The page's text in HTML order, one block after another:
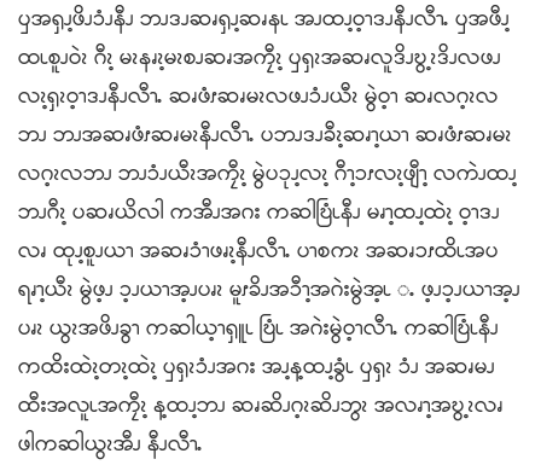
ၦအၡၪ့ဖိၪၥံၪနီၪ ဘၪဒၪဆၧၡၪ့ဆၧနၬ အၪထၪ့ဝ့ၫဒၪနီၪလီၫႉ ၦအဖီၪ့
ထၬစူၪဝဲၩ ဂီၩ့ မၩနၧၩ့မၩစၪဆၧအကၠီၩ့ ၦၡၩအဆၧလူဒိၪဎွ့ၩဒိၪလဖၪ
လၩ့ၡၩဝ့ၫဒၪနီၪလီၫႉ ဆၧဖံၭဆၧမၩလဖၪၥံၪယီၩ မွဲဝ့ၫ ဆၧလဂ့ၩလ
ဘၪ ဘၪအဆၧဖံၭဆၧမၩနီၪလီၫႉ ပဘၪဒၪခီၩ့ဆၧၫ့ယၫ ဆၧဖံၭဆၧမၩ
လဂ့ၩလဘၪ ဘၪၥံၪယီၩအကၠီၩ့ မွဲပၥုၪ့လၩ့ ဂီၫ့ၥၭလၩ့ဖျီၫ့ လကဲၪထၪ့
ဘၪဂီၩ့ ပဆၧယိလါ ကအီၪအဂး ကဆါဎြံၬနီၪ မၧၫ့ထၪ့ထဲၩ့ ဝ့ၫဒၪ
လၧ ထုၪ့စူၪယၫ အဆၧၥံၫဖၧၩ့နီၪလီၫႉ ပၫစကၩ အဆၧၥၭထိၬအပ
ရၧၫ့ယီၩ မွဲဖ့ၪ ၥ့ၪယၫအ့ၪပၧၩ မူၭခိၪအၥီၫ့အဂဲးမွဲအ့ၬ ႉ ဖ့ၪၥ့ၪယၫအ့ၪ
ပၧၩ ယွၩအဖိၪခွၫ ကဆါယ့ၫၡူၬ ဎြံၬ အဂဲးမွဲဝ့ၫလီၫႉ ကဆါဎြံၬနီၪ
ကထိးထဲၩ့တၩ့ထဲၩ့ ၦၡၩၥံၪအဂး အၪ့န့ထၪ့ခွံၬ ၦၡၩ ၥံၪ အဆၧမၪ
ထီးအလူၬအကၠီၩ့ န့ထၪ့ဘၪ ဆၧဆိၪဂ့ၩဆိၪဘွၩ အလၧၫ့အဎွ့ၩလၧ
ဖါကဆါယွၩအီၪ နီၪလီၫႉ